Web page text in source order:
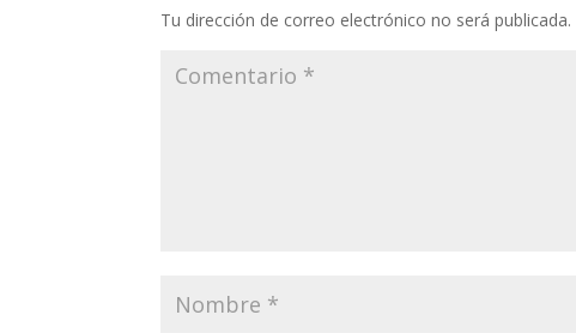
Tu dirección de correo electrónico no será publicada.